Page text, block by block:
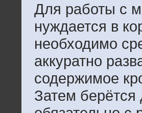
Для работы с
нуждается в
необходимо
аккуратно
содержимое
Затем берётся